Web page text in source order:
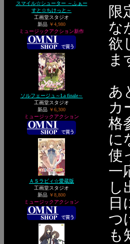
スマイル☆シューター ～ふぁー
すと☆ちけっと～
工画堂スタジオ
新品 ￥4,980
ミュージックアクション新作
ソルフェージュ～La finale～
工画堂スタジオ
新品 ￥6,300
ミュージックアクション
ＡＳラビィ☆愛蔵版
工画堂スタジオ
新品 ￥8,800
ミュージックアクション
限
な
欲
ま
あ
カ
格
に
使
一
し
日
つ
も